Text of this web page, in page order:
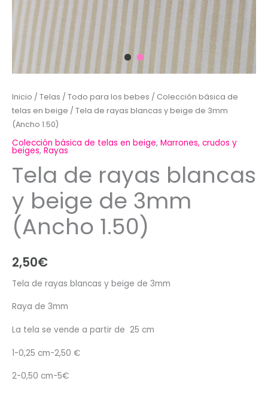
Inicio / Telas / Todo para los bebes / Colección básica de
telas en beige / Tela de rayas blancas y beige de 3mm
(Ancho 1.50)
Colección básica de telas en beige, Marrones, crudos y
beiges, Rayas
Tela de rayas blancas
y beige de 3mm
(Ancho 1.50)
2,50€
Tela de rayas blancas y beige de 3mm
Raya de 3mm
La tela se vende a partir de 25 cm
1-0,25 cm-2,50 €
2-0,50 cm-5€